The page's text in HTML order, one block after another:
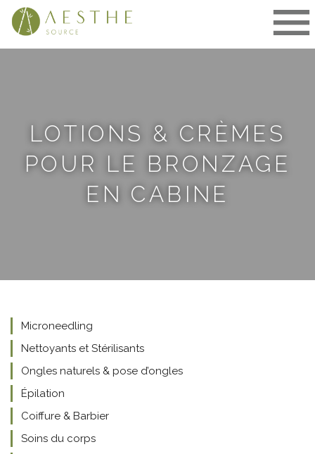
Aller
LOTIONS & CRÈMES
POUR LE BRONZAGE
EN CABINE
Microneedling
Nettoyants et Stérilisants
Ongles naturels & pose d’ongles
Épilation
Coiffure & Barbier
Soins du corps